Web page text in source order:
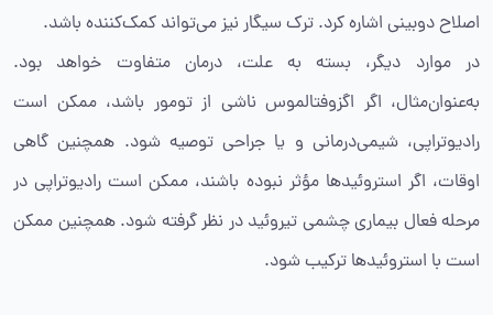
اصلاح دوبینی اشاره کرد. ترک سیگار نیز می‌تواند کمک‌کننده باشد.
در موارد دیگر، بسته به علت، درمان متفاوت خواهد بود.
به‌عنوان‌مثال، اگر اگزوفتالموس ناشی از تومور باشد، ممکن است
رادیوتراپی، شیمی‌درمانی و یا جراحی توصیه شود. همچنین گاهی
اوقات، اگر استروئیدها مؤثر نبوده باشند، ممکن است رادیوتراپی در
مرحله فعال بیماری چشمی تیروئید در نظر گرفته شود. همچنین ممکن
است با استروئیدها ترکیب شود.